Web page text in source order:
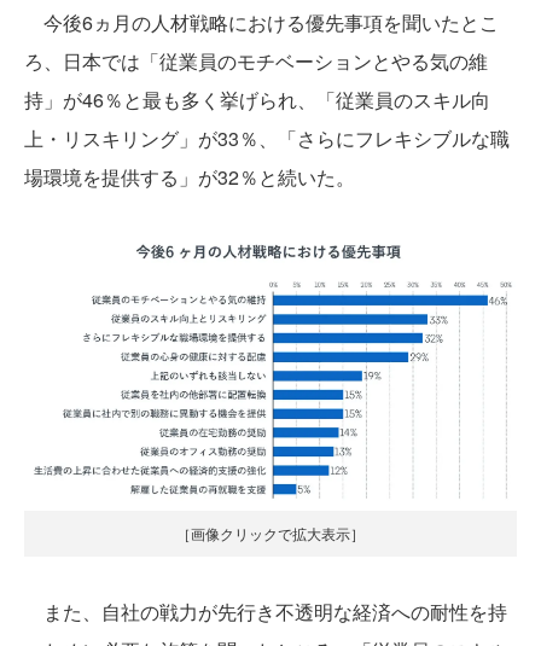
今後6ヵ月の人材戦略における優先事項を聞いたとこ
ろ、日本では「従業員のモチベーションとやる気の維
持」が46％と最も多く挙げられ、「従業員のスキル向
上・リスキリング」が33％、「さらにフレキシブルな職
場環境を提供する」が32％と続いた。
［画像クリックで拡大表示］
また、自社の戦力が先行き不透明な経済への耐性を持